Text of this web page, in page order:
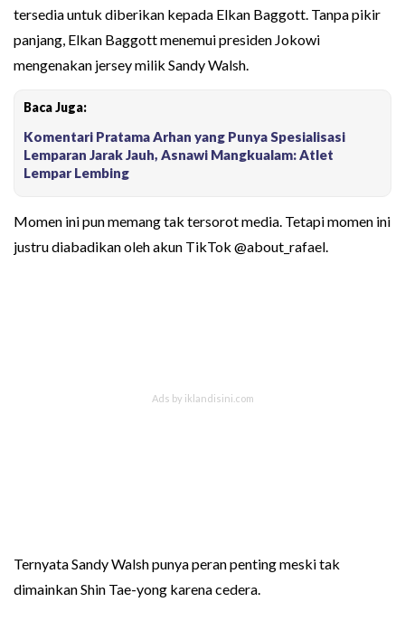
tersedia untuk diberikan kepada Elkan Baggott. Tanpa pikir
panjang, Elkan Baggott menemui presiden Jokowi
mengenakan jersey milik Sandy Walsh.
Baca Juga:
Komentari Pratama Arhan yang Punya Spesialisasi
Lemparan Jarak Jauh, Asnawi Mangkualam: Atlet
Lempar Lembing
Momen ini pun memang tak tersorot media. Tetapi momen ini
justru diabadikan oleh akun TikTok @about_rafael.
Ternyata Sandy Walsh punya peran penting meski tak
dimainkan Shin Tae-yong karena cedera.